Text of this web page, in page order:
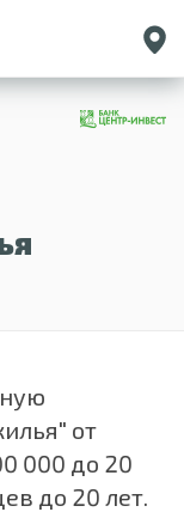
Петербург
от
000 до 20
до 20 лет.